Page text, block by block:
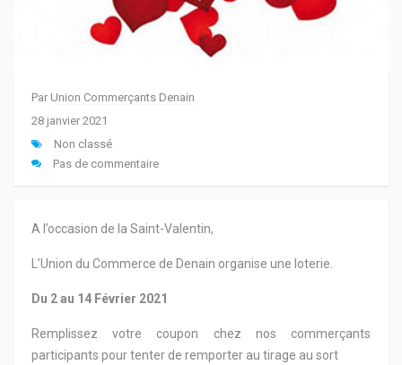
Par Union Commerçants Denain
28 janvier 2021
Non classé
Pas de commentaire
A l’occasion de la Saint-Valentin,
L’Union du Commerce de Denain organise une loterie.
Du 2 au 14 Février 2021
Remplissez votre coupon chez nos commerçants
participants pour tenter de remporter au tirage au sort